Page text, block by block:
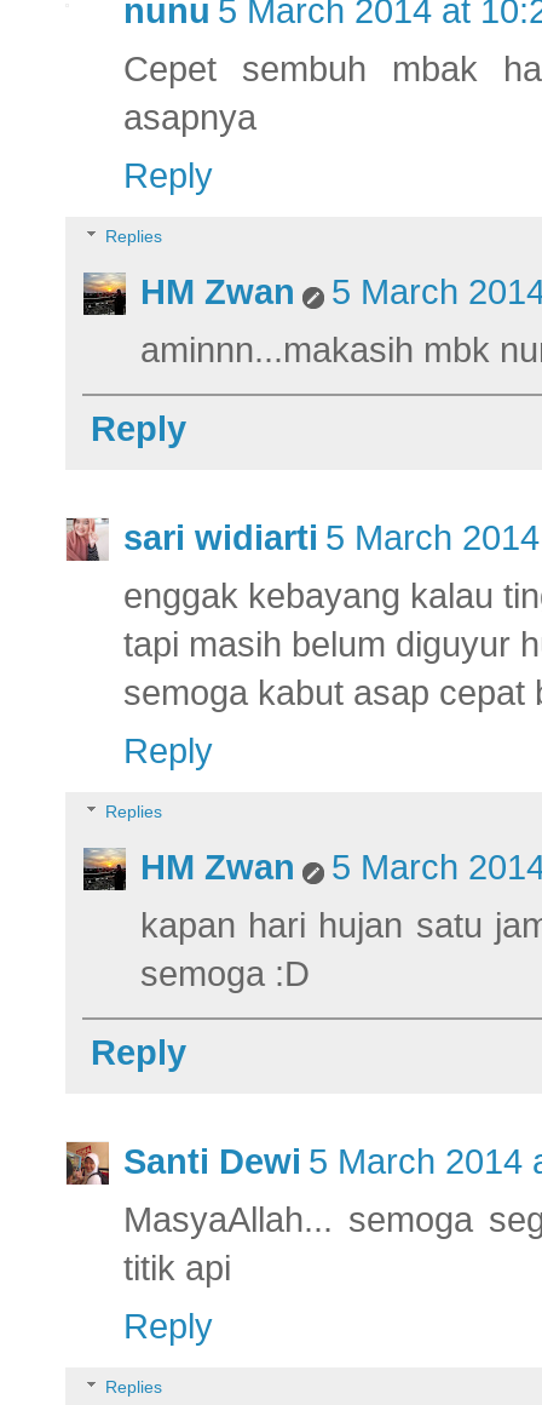
nunu 5 March 2014 at
Cepet sembuh mbak
asapnya
Reply
Replies
HM Zwan
5 March
aminnn...makasih mbk
Reply
sari widiarti 5 March
enggak kebayang kalau
tapi masih belum diguyur
semoga kabut asap cepat
Reply
Replies
HM Zwan
5 March
kapan hari hujan satu
semoga :D
Reply
Santi Dewi 5 March 2014
MasyaAllah... semoga
titik api
Reply
Replies